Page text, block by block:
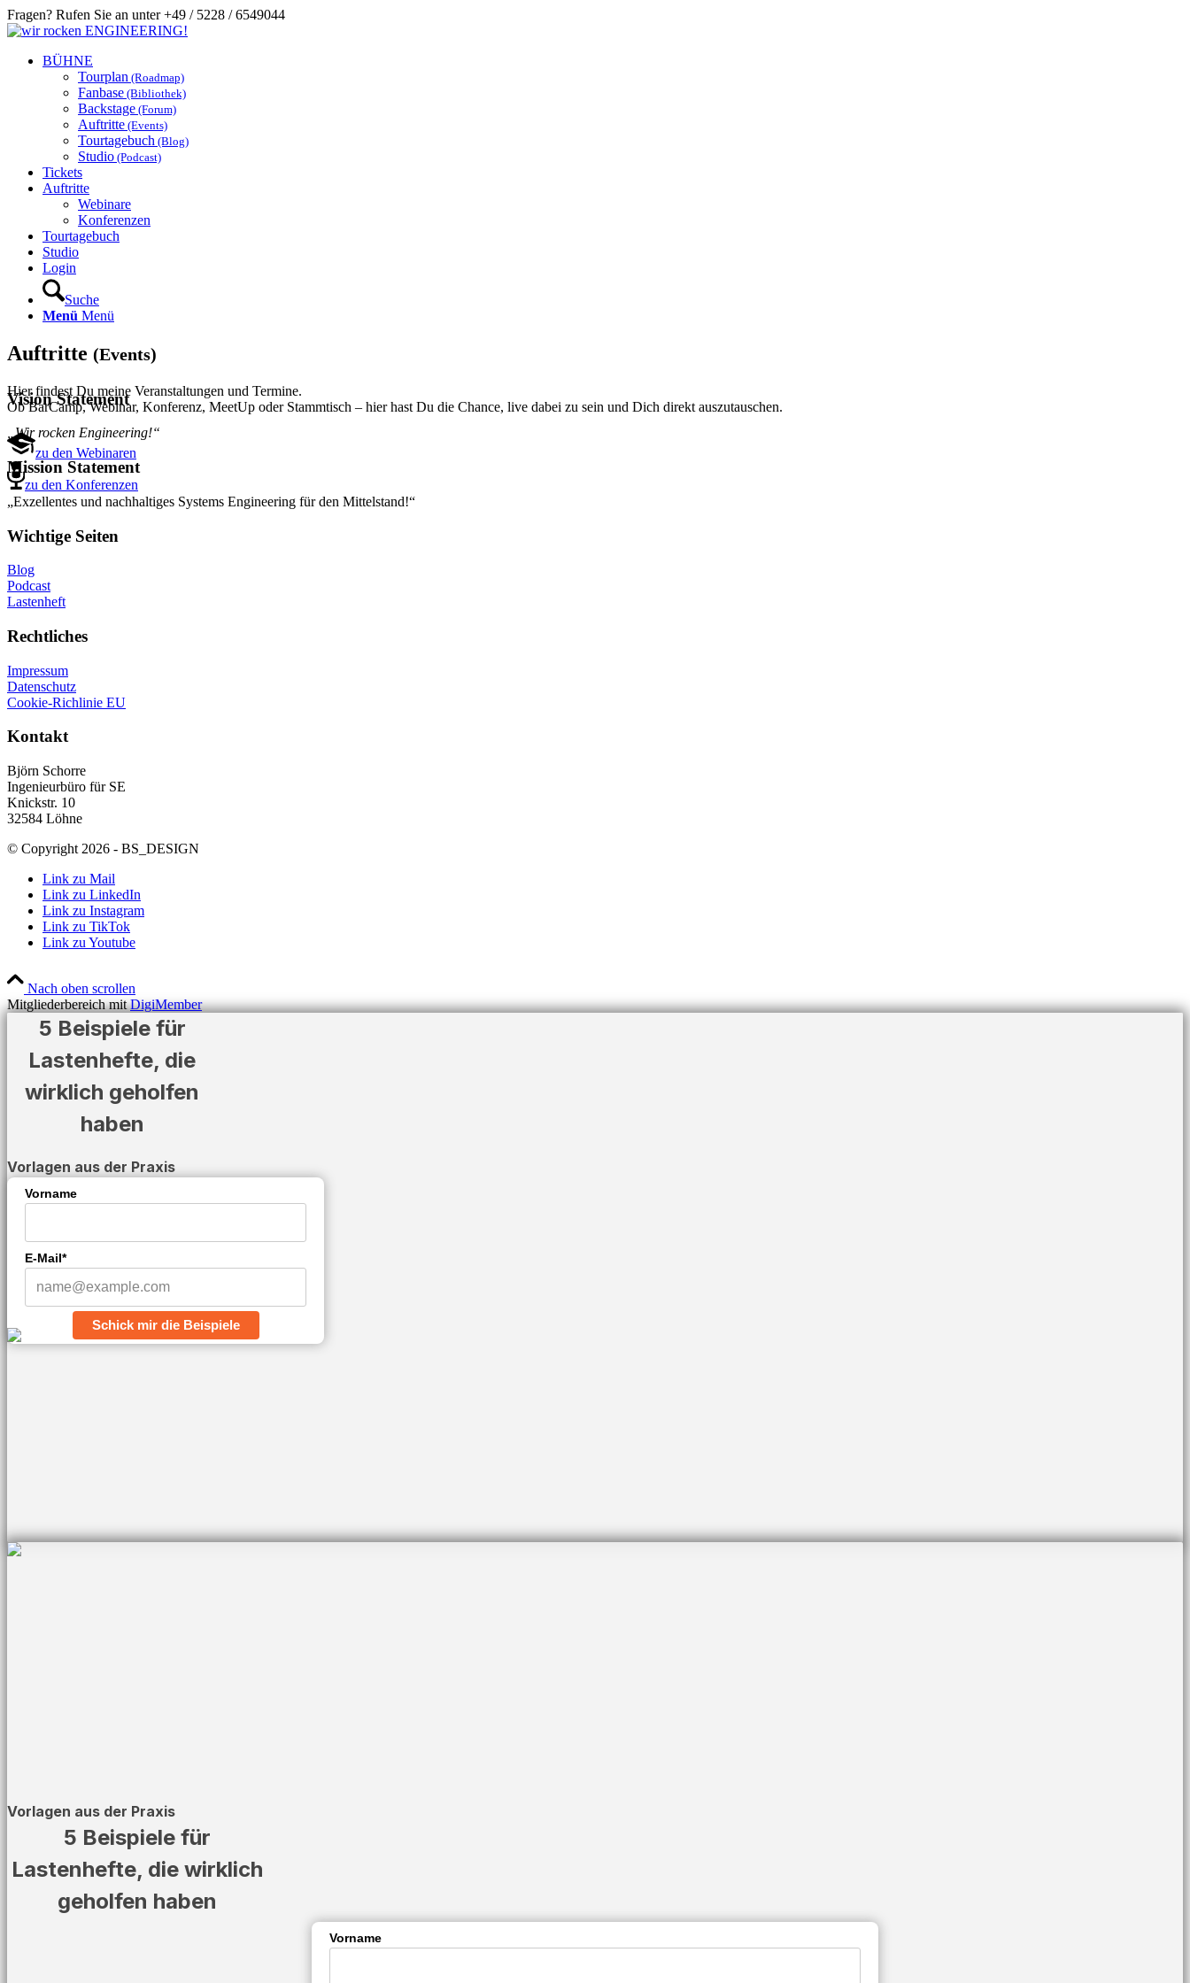
Fragen? Rufen Sie an unter +49 / 5228 / 6549044
BÜHNE
Tourplan (Roadmap)
Fanbase (Bibliothek)
Backstage (Forum)
Auftritte (Events)
Tourtagebuch (Blog)
Studio (Podcast)
Tickets
Auftritte
Webinare
Konferenzen
Tourtagebuch
Studio
Login
Suche
Menü Menü
Auftritte (Events)
Hier findest Du meine Veranstaltungen und Termine.
Ob BarCamp, Webinar, Konferenz, MeetUp oder Stammtisch – hier hast Du die Chance, live dabei zu sein und Dich direkt auszutauschen.
zu den Webinaren
zu den Konferenzen
Vision Statement
„Wir rocken Engineering!“
Mission Statement
„Exzellentes und nachhaltiges Systems Engineering für den Mittelstand!“
Wichtige Seiten
Blog
Podcast
Lastenheft
Rechtliches
Impressum
Datenschutz
Cookie-Richlinie EU
Kontakt
Björn Schorre
Ingenieurbüro für SE
Knickstr. 10
32584 Löhne
© Copyright 2026 - BS_DESIGN
Link zu Mail
Link zu LinkedIn
Link zu Instagram
Link zu TikTok
Link zu Youtube
Nach oben scrollen
Mitgliederbereich mitDigiMember
5 Beispiele für
Lastenhefte, die
wirklich geholfen
haben
Vorlagen aus der Praxis
Vorname
E-Mail*
Schick mir die Beispiele
Vorlagen aus der Praxis
5 Beispiele für
Lastenhefte, die wirklich
geholfen haben
Vorname